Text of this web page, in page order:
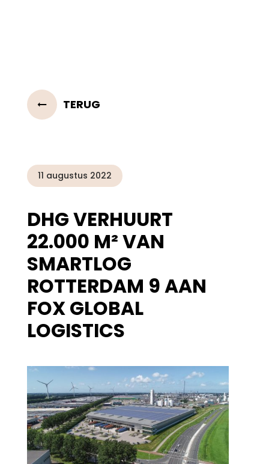
TERUG
11 augustus 2022
DHG VERHUURT
22.000 M² VAN
SMARTLOG
ROTTERDAM 9 AAN
FOX GLOBAL
LOGISTICS